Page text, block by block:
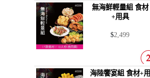
無海鮮輕量組 食材
+用具
$2,499
海陸饗宴組 食材+用